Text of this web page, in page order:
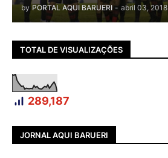
by PORTAL AQUI BARUERI - abril 03, 2018
TOTAL DE VISUALIZAÇÕES
289,187
JORNAL AQUI BARUERI